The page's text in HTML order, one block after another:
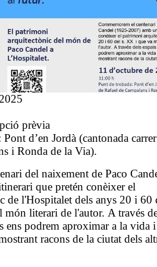
prèvia
d’en Jordà (cantonada carrer
i Ronda de la Via).
del naixement de Paco
que pretén conèixer el
de l'Hospitalet dels anys 20 i 60
literari de l'autor. A través
ens podrem aproximar a la vida
racons de la ciutat dels